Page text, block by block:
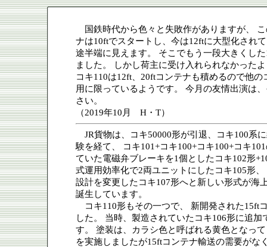
国鉄時代から色々と失敗作がありますが、
ナは10ftでスタートし、今は12ftに大型化され
途半端に見えます。 そこでもう一段大きくし
ました。 しかし荷主に受け入れられなかった
コキ110は12ft、20ftコンテナも積めるので他
用に限っているようです。 今月の友情出演は
さい。
（2019年10月 H・T）
JR貨物は、コキ50000形が引退、コキ100系
験を経て、 コキ101+コキ100+コキ100+コキ
ていた電磁弁ブレーキを1個としたコキ102形
式運用効率化で2両ユニットにしたコキ105形
設計を変更したコキ107形へと新しい形式が海
誕生しています。
コキ110形もその一つで、 新開発された15ft
した。 当時、製造されていたコキ106形に追
す。 塗装は、カラシ色と呼ばれる黄色となっ
を実施しましたが15ftコンテナ輸送の需要がな